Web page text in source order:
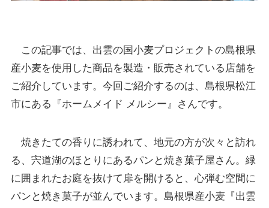
この記事では、出雲の国小麦プロジェクトの島根県
産小麦を使用した商品を製造・販売されている店舗を
ご紹介しています。今回ご紹介するのは、島根県松江
市にある『ホームメイド メルシー』さんです。
焼きたての香りに誘われて、地元の方が次々と訪れ
る、宍道湖のほとりにあるパンと焼き菓子屋さん。緑
に囲まれたお庭を抜けて扉を開けると、心弾む空間に
パンと焼き菓子が並んでいます。島根県産小麦『出雲